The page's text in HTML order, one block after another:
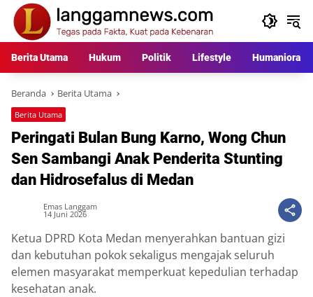
Langsung
konten
Berita Utama Hukum Politik Lifestyle Humaniora
Beranda Berita Utama
Berita Utama
Peringati Bulan Bung Karno, Wong Chun
Sen Sambangi Anak Penderita Stunting
dan Hidrosefalus di Medan
Emas Langgam
14 Juni 2026
Ketua DPRD Kota Medan menyerahkan bantuan gizi
dan kebutuhan pokok sekaligus mengajak seluruh
elemen masyarakat memperkuat kepedulian terhadap
kesehatan anak.